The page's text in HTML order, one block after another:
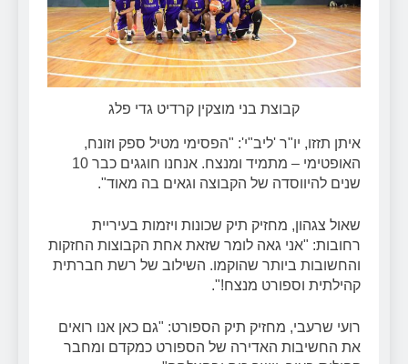
קבוצת בני מוצקין קרדיט גדי פלג
איתן תזזו, יו"ר 'ליב"י': "הפסימי מטיל ספק וזונח,
האופטימי – מתמיד ומנצח. אנחנו חוגגים כבר 10
שנים להיווסדה של הקבוצה וגאים בה מאוד".
שאול צגהון, מחזיק תיק שכונות ויזמות בעיריית
רחובות: "אני גאה לומר שזאת אחת הקבוצות החזקות
והחשובות ביותר שהוקמו. השילוב של רשת חברתית
קהילתית וספורט מנצח!".
רועי שרעבי, מחזיק תיק הספורט: "גם כאן אנו רואים
את החשיבות האדירה של הספורט כמקדם ומחבר